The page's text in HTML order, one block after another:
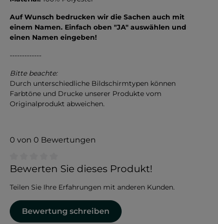
Auf Wunsch bedrucken wir die Sachen auch mit
einem Namen. Einfach oben "JA" auswählen und
einen Namen eingeben!
-------------
Bitte beachte:
Durch unterschiedliche Bildschirmtypen können
Farbtöne und Drucke unserer Produkte vom
Originalprodukt abweichen.
0 von 0 Bewertungen
Durchschnittliche Bewertung von 0 von 5 Sternen
Bewerten Sie dieses Produkt!
Teilen Sie Ihre Erfahrungen mit anderen Kunden.
Bewertung schreiben